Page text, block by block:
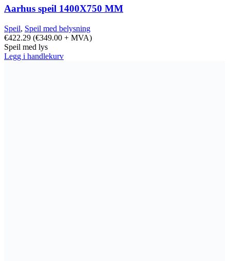
Aarhus speil 1400X750 MM
Speil, Speil med belysning
€422.29 (€349.00 + MVA)
Speil med lys
Legg i handlekurv